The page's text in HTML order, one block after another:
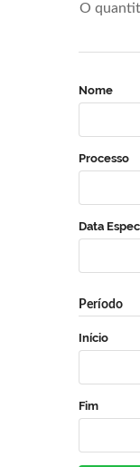
O
Nome
Processo
Data
Período
Início
Fim